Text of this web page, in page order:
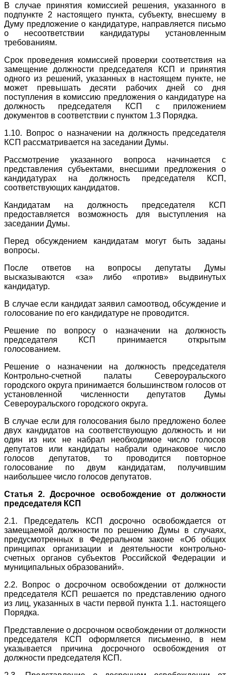
В случае принятия комиссией решения, указанного в
подпункте 2 настоящего пункта, субъекту, внесшему в
Думу предложение о кандидатуре, направляется письмо
о несоответствии кандидатуры установленным
требованиям.
Срок проведения комиссией проверки соответствия на
замещение должности председателя КСП и принятия
одного из решений, указанных в настоящем пункте, не
может превышать десяти рабочих дней со дня
поступления в комиссию предложения о кандидатуре на
должность председателя КСП с приложением
документов в соответствии с пунктом 1.3 Порядка.
1.10. Вопрос о назначении на должность председателя
КСП рассматривается на заседании Думы.
Рассмотрение указанного вопроса начинается с
представления субъектами, внесшими предложения о
кандидатурах на должность председателя КСП,
соответствующих кандидатов.
Кандидатам на должность председателя КСП
предоставляется возможность для выступления на
заседании Думы.
Перед обсуждением кандидатам могут быть заданы
вопросы.
После ответов на вопросы депутаты Думы
высказываются «за» либо «против» выдвинутых
кандидатур.
В случае если кандидат заявил самоотвод, обсуждение и
голосование по его кандидатуре не проводится.
Решение по вопросу о назначении на должность
председателя КСП принимается открытым
голосованием.
Решение о назначении на должность председателя
Контрольно-счетной палаты Североуральского
городского округа принимается большинством голосов от
установленной численности депутатов Думы
Североуральского городского округа.
В случае если для голосования было предложено более
двух кандидатов на соответствующую должность и ни
один из них не набрал необходимое число голосов
депутатов или кандидаты набрали одинаковое число
голосов депутатов, то проводится повторное
голосование по двум кандидатам, получившим
наибольшее число голосов депутатов.
Статья 2. Досрочное освобождение от должности
председателя КСП
2.1. Председатель КСП досрочно освобождается от
замещаемой должности по решению Думы в случаях,
предусмотренных в Федеральном законе «Об общих
принципах организации и деятельности контрольно-
счетных органов субъектов Российской Федерации и
муниципальных образований».
2.2. Вопрос о досрочном освобождении от должности
председателя КСП решается по представлению одного
из лиц, указанных в части первой пункта 1.1. настоящего
Порядка.
Представление о досрочном освобождении от должности
председателя КСП оформляется письменно, в нем
указывается причина досрочного освобождения от
должности председателя КСП.